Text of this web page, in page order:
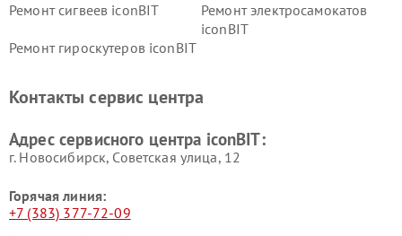
Ремонт сигвеев iconBIT
Ремонт электросамокатов
iconBIT
Ремонт гироскутеров iconBIT
Контакты сервис центра
Адрес сервисного центра iconBIT:
г. Новосибирск, Советская улица, 12
Горячая линия:
+7 (383) 377-72-09